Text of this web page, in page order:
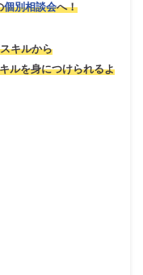
個別相談会へ！
キルから
ルを身につけられるよ